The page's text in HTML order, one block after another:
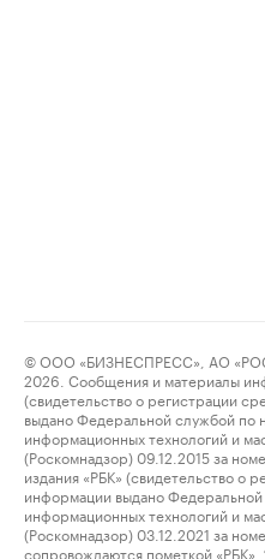
© ООО «БИЗНЕСПРЕСС», АО
2026. Сообщения и материалы
(свидетельство о регистрации
выдано Федеральной службой по
информационных технологий и
(Роскомнадзор) 09.12.2015 за
издания «РБК» (свидетельство о
информации выдано
информационных технологий и
(Роскомнадзор) 03.12.2021 за
сопровождаются пометкой «РБК».